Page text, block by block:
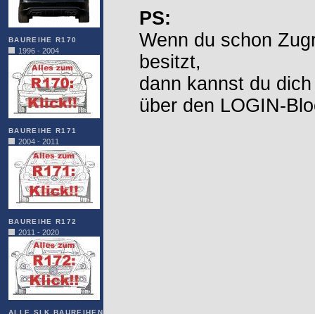
BAUREIHE R170
1996 - 2004
BAUREIHE R171
2004 - 2011
BAUREIHE R172
2011 - 2020
ALLE SLK BAUREIHEN
PS:
Wenn du schon
besitzt,
dann kannst du
über den LOGIN-